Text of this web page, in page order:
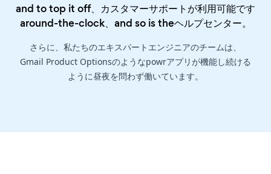
and to top it off、カスタマーサポートが利用可能です
around-the-clock、and so is theヘルプセンター。
さらに、私たちのエキスパートエンジニアのチームは、
Gmail Product Optionsのようなpowrアプリが機能し続ける
ように昼夜を問わず働いています。